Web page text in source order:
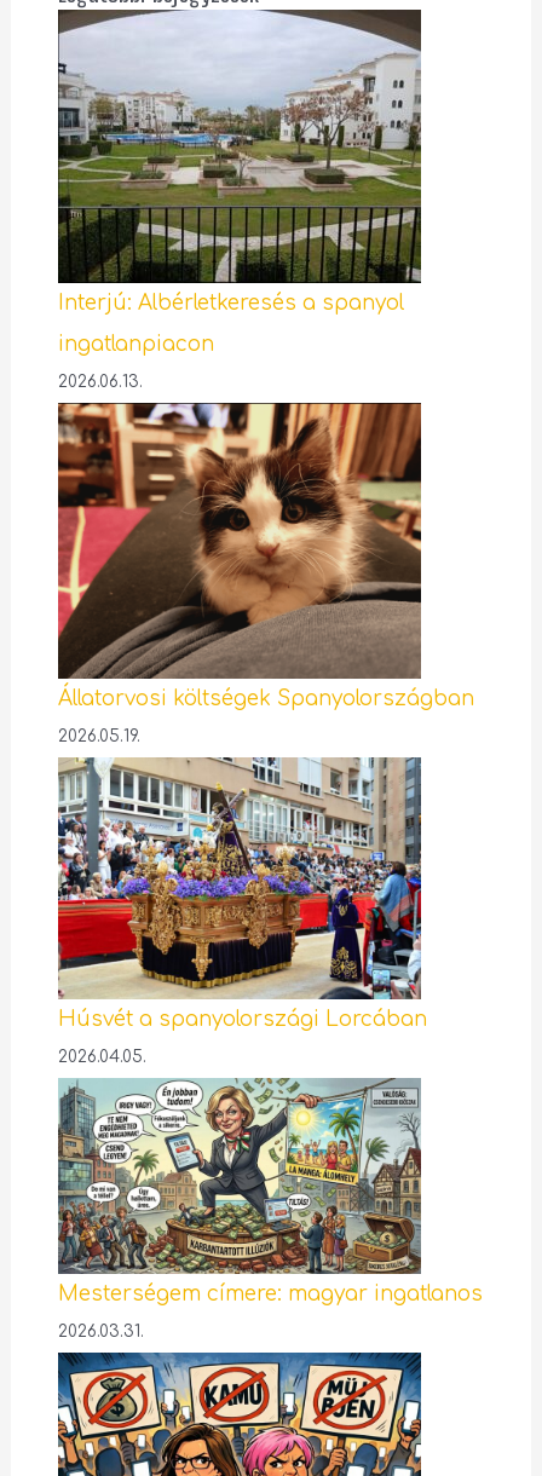
Interjú: Albérletkeresés a spanyol
ingatlanpiacon
2026.06.13.
Állatorvosi költségek Spanyolországban
2026.05.19.
Húsvét a spanyolországi Lorcában
2026.04.05.
Mesterségem címere: magyar ingatlanos
2026.03.31.